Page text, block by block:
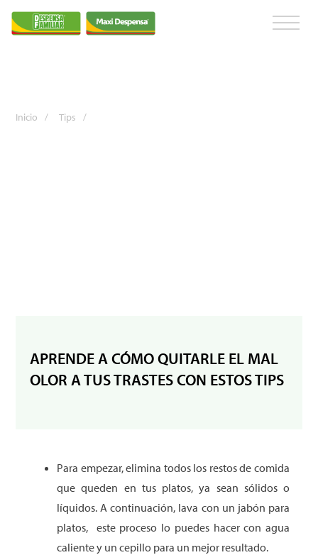
Inicio / Tips /
APRENDE A CÓMO QUITARLE EL MAL
OLOR A TUS TRASTES CON ESTOS TIPS
Para empezar, elimina todos los restos de comida
que queden en tus platos, ya sean sólidos o
líquidos. A continuación, lava con un jabón para
platos, este proceso lo puedes hacer con agua
caliente y un cepillo para un mejor resultado.